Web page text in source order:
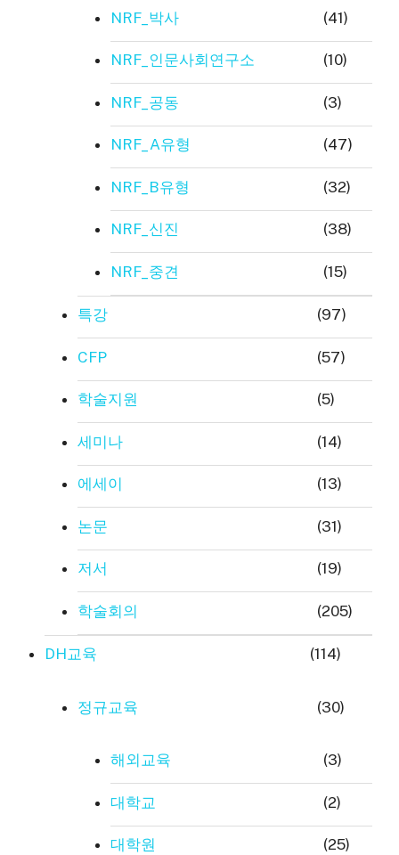
NRF_박사 (41)
NRF_인문사회연구소 (10)
NRF_공동 (3)
NRF_A유형 (47)
NRF_B유형 (32)
NRF_신진 (38)
NRF_중견 (15)
특강 (97)
CFP (57)
학술지원 (5)
세미나 (14)
에세이 (13)
논문 (31)
저서 (19)
학술회의 (205)
DH교육 (114)
정규교육 (30)
해외교육 (3)
대학교 (2)
대학원 (25)